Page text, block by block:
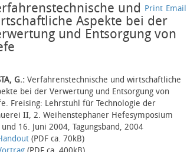
Email
Print
und
Aspekte bei der
und Entsorgung von
G.:Verfahrenstechnische und wirtschaftliche
bei der Verwertung und Entsorgung von
Freising: Lehrstuhl für Technologie der
II, 2. Weihenstephaner Hefesymposium
16. Juni 2004, Tagungsband, 2004
(PDF ca. 70kB)